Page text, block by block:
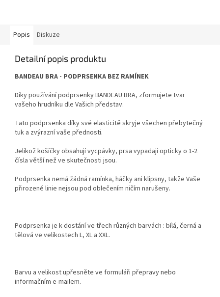
Popis Diskuze
Detailní popis produktu
BANDEAU BRA - PODPRSENKA BEZ RAMÍNEK
Díky používání podprsenky BANDEAU BRA, zformujete tvar
vašeho hrudníku dle Vašich představ.
Tato podprsenka díky své elasticitě skryje všechen přebytečný
tuk a zvýrazní vaše přednosti.
Jelikož košíčky obsahují vycpávky, prsa vypadají opticky o 1-2
čísla větší než ve skutečnosti jsou.
Podprsenka nemá žádná ramínka, háčky ani klipsny, takže Vaše
přirozené linie nejsou pod oblečením ničím narušeny.
Podprsenka je k dostání ve třech různých barvách : bílá, černá a
tělová ve velikostech L, XL a XXL.
Barvu a velikost upřesněte ve formuláři přepravy nebo
informačním e-mailem.